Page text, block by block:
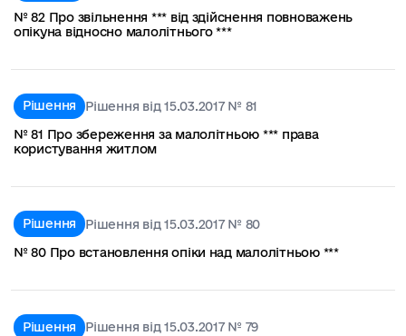
№ 82 Про звільнення *** від здійснення повноважень
опікуна відносно малолітнього ***
Рішення
Рішення від 15.03.2017 № 81
№ 81 Про збереження за малолітньою *** права
користування житлом
Рішення
Рішення від 15.03.2017 № 80
№ 80 Про встановлення опіки над малолітньою ***
Рішення
Рішення від 15.03.2017 № 79